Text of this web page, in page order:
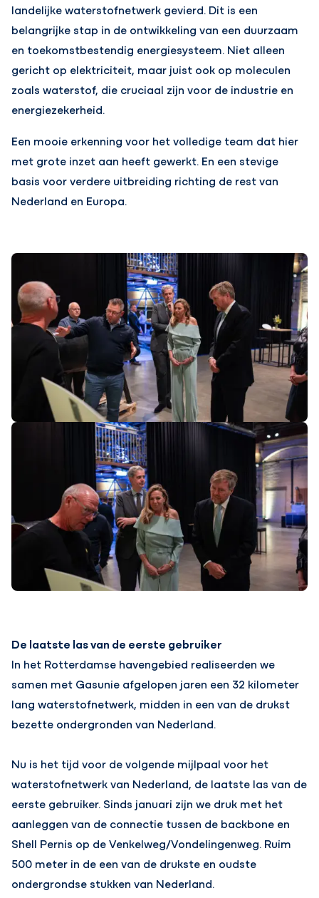
landelijke waterstofnetwerk gevierd. Dit is een
belangrijke stap in de ontwikkeling van een duurzaam
en toekomstbestendig energiesysteem. Niet alleen
gericht op elektriciteit, maar juist ook op moleculen
zoals waterstof, die cruciaal zijn voor de industrie en
energiezekerheid.
Een mooie erkenning voor het volledige team dat hier
met grote inzet aan heeft gewerkt. En een stevige
basis voor verdere uitbreiding richting de rest van
Nederland en Europa.
De laatste las van de eerste gebruiker
In het Rotterdamse havengebied realiseerden we
samen met Gasunie afgelopen jaren een 32 kilometer
lang waterstofnetwerk, midden in een van de drukst
bezette ondergronden van Nederland.
Nu is het tijd voor de volgende mijlpaal voor het
waterstofnetwerk van Nederland, de laatste las van de
eerste gebruiker. Sinds januari zijn we druk met het
aanleggen van de connectie tussen de backbone en
Shell Pernis op de Venkelweg/Vondelingenweg. Ruim
500 meter in de een van de drukste en oudste
ondergrondse stukken van Nederland.